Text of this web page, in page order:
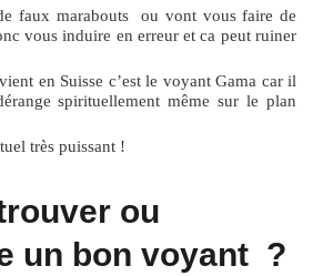
faux marabouts ou vont vous faire de
vous induire en erreur et ca peut ruiner
en Suisse c’est le voyant Gama car il
spirituellement même sur le plan
très puissant !
ou
un bon voyant ?